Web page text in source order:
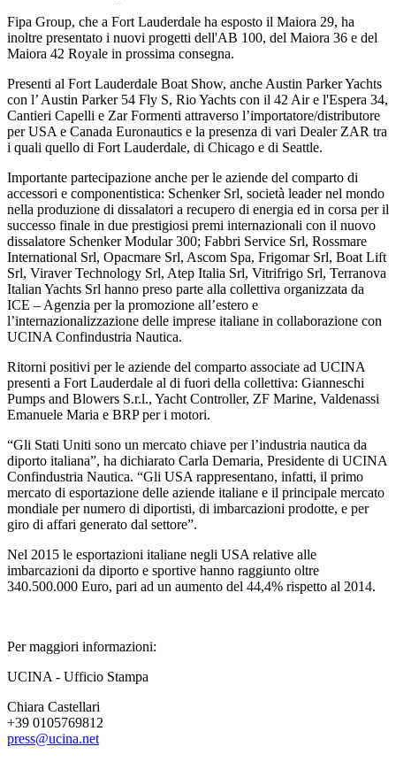
Fipa Group, che a Fort Lauderdale ha esposto il Maiora 29, ha
inoltre presentato i nuovi progetti dell'AB 100, del Maiora 36 e del
Maiora 42 Royale in prossima consegna.
Presenti al Fort Lauderdale Boat Show, anche Austin Parker Yachts
con l’ Austin Parker 54 Fly S, Rio Yachts con il 42 Air e l'Espera 34,
Cantieri Capelli e Zar Formenti attraverso l’importatore/distributore
per USA e Canada Euronautics e la presenza di vari Dealer ZAR tra
i quali quello di Fort Lauderdale, di Chicago e di Seattle.
Importante partecipazione anche per le aziende del comparto di
accessori e componentistica: Schenker Srl, società leader nel mondo
nella produzione di dissalatori a recupero di energia ed in corsa per il
successo finale in due prestigiosi premi internazionali con il nuovo
dissalatore Schenker Modular 300; Fabbri Service Srl, Rossmare
International Srl, Opacmare Srl, Ascom Spa, Frigomar Srl, Boat Lift
Srl, Viraver Technology Srl, Atep Italia Srl, Vitrifrigo Srl, Terranova
Italian Yachts Srl hanno preso parte alla collettiva organizzata da
ICE – Agenzia per la promozione all’estero e
l’internazionalizzazione delle imprese italiane in collaborazione con
UCINA Confindustria Nautica.
Ritorni positivi per le aziende del comparto associate ad UCINA
presenti a Fort Lauderdale al di fuori della collettiva: Gianneschi
Pumps and Blowers S.r.l., Yacht Controller, ZF Marine, Valdenassi
Emanuele Maria e BRP per i motori.
“Gli Stati Uniti sono un mercato chiave per l’industria nautica da
diporto italiana”, ha dichiarato Carla Demaria, Presidente di UCINA
Confindustria Nautica. “Gli USA rappresentano, infatti, il primo
mercato di esportazione delle aziende italiane e il principale mercato
mondiale per numero di diportisti, di imbarcazioni prodotte, e per
giro di affari generato dal settore”.
Nel 2015 le esportazioni italiane negli USA relative alle
imbarcazioni da diporto e sportive hanno raggiunto oltre
340.500.000 Euro, pari ad un aumento del 44,4% rispetto al 2014.
Per maggiori informazioni:
UCINA - Ufficio Stampa
Chiara Castellari
+39 0105769812
press@ucina.net